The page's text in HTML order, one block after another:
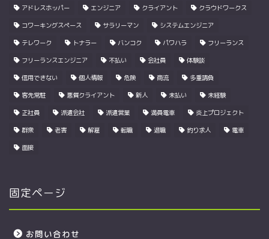
アドレスホッパー エンジニア クライアント クラウドワークス
コワーキングスペース サラリーマン システムエンジニア
テレワーク トナラー バンコク パワハラ フリーランス
フリーランスエンジニア 不払い 会社員 体験談
信用できない 個人情報 危険 商流 多重請負
客先常駐 悪質クライアント 新人 未払い 未経験
正社員 派遣会社 派遣営業 満員電車 炎上プロジェクト
群衆 老害 解雇 転職 退職 釣り求人 電車
面接
固定ページ
お問い合わせ